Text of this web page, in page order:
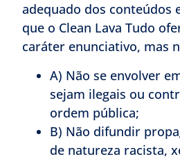
adequado dos conteúdos
que o Clean Lava Tudo
caráter enunciativo, mas
A) Não se envolver
sejam ilegais ou
ordem pública;
B) Não difundir
de natureza racista,